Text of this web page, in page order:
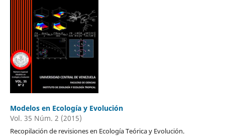
Modelos en Ecología y Evolución
Vol. 35 Núm. 2 (2015)
Recopilación de revisiones en Ecología Teórica y Evolución.